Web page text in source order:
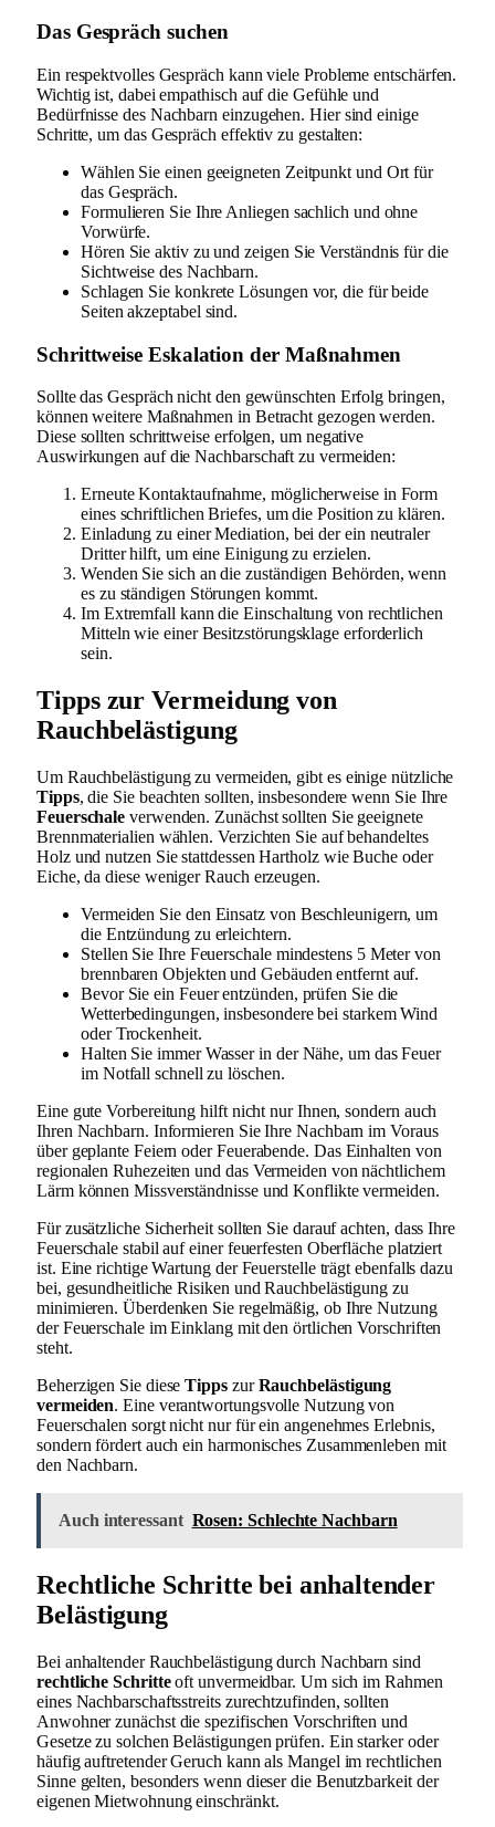
Das Gespräch suchen
Ein respektvolles Gespräch kann viele Probleme entschärfen.
Wichtig ist, dabei empathisch auf die Gefühle und
Bedürfnisse des Nachbarn einzugehen. Hier sind einige
Schritte, um das Gespräch effektiv zu gestalten:
Wählen Sie einen geeigneten Zeitpunkt und Ort für
das Gespräch.
Formulieren Sie Ihre Anliegen sachlich und ohne
Vorwürfe.
Hören Sie aktiv zu und zeigen Sie Verständnis für die
Sichtweise des Nachbarn.
Schlagen Sie konkrete Lösungen vor, die für beide
Seiten akzeptabel sind.
Schrittweise Eskalation der Maßnahmen
Sollte das Gespräch nicht den gewünschten Erfolg bringen,
können weitere Maßnahmen in Betracht gezogen werden.
Diese sollten schrittweise erfolgen, um negative
Auswirkungen auf die Nachbarschaft zu vermeiden:
Erneute Kontaktaufnahme, möglicherweise in Form
eines schriftlichen Briefes, um die Position zu klären.
Einladung zu einer Mediation, bei der ein neutraler
Dritter hilft, um eine Einigung zu erzielen.
Wenden Sie sich an die zuständigen Behörden, wenn
es zu ständigen Störungen kommt.
Im Extremfall kann die Einschaltung von rechtlichen
Mitteln wie einer Besitzstörungsklage erforderlich
sein.
Tipps zur Vermeidung von
Rauchbelästigung
Um Rauchbelästigung zu vermeiden, gibt es einige nützliche
Tipps, die Sie beachten sollten, insbesondere wenn Sie Ihre
Feuerschale verwenden. Zunächst sollten Sie geeignete
Brennmaterialien wählen. Verzichten Sie auf behandeltes
Holz und nutzen Sie stattdessen Hartholz wie Buche oder
Eiche, da diese weniger Rauch erzeugen.
Vermeiden Sie den Einsatz von Beschleunigern, um
die Entzündung zu erleichtern.
Stellen Sie Ihre Feuerschale mindestens 5 Meter von
brennbaren Objekten und Gebäuden entfernt auf.
Bevor Sie ein Feuer entzünden, prüfen Sie die
Wetterbedingungen, insbesondere bei starkem Wind
oder Trockenheit.
Halten Sie immer Wasser in der Nähe, um das Feuer
im Notfall schnell zu löschen.
Eine gute Vorbereitung hilft nicht nur Ihnen, sondern auch
Ihren Nachbarn. Informieren Sie Ihre Nachbarn im Voraus
über geplante Feiern oder Feuerabende. Das Einhalten von
regionalen Ruhezeiten und das Vermeiden von nächtlichem
Lärm können Missverständnisse und Konflikte vermeiden.
Für zusätzliche Sicherheit sollten Sie darauf achten, dass Ihre
Feuerschale stabil auf einer feuerfesten Oberfläche platziert
ist. Eine richtige Wartung der Feuerstelle trägt ebenfalls dazu
bei, gesundheitliche Risiken und Rauchbelästigung zu
minimieren. Überdenken Sie regelmäßig, ob Ihre Nutzung
der Feuerschale im Einklang mit den örtlichen Vorschriften
steht.
Beherzigen Sie dieseTippszurRauchbelästigung
vermeiden. Eine verantwortungsvolle Nutzung von
Feuerschalen sorgt nicht nur für ein angenehmes Erlebnis,
sondern fördert auch ein harmonisches Zusammenleben mit
den Nachbarn.
Auch interessant Rosen: Schlechte Nachbarn
Rechtliche Schritte bei anhaltender
Belästigung
Bei anhaltender Rauchbelästigung durch Nachbarn sind
rechtliche Schritteoft unvermeidbar. Um sich im Rahmen
eines Nachbarschaftsstreits zurechtzufinden, sollten
Anwohner zunächst die spezifischen Vorschriften und
Gesetze zu solchen Belästigungen prüfen. Ein starker oder
häufig auftretender Geruch kann als Mangel im rechtlichen
Sinne gelten, besonders wenn dieser die Benutzbarkeit der
eigenen Mietwohnung einschränkt.